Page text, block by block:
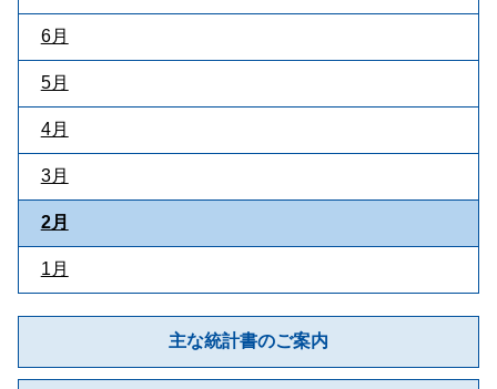
6月
5月
4月
3月
2月
1月
主な統計書のご案内